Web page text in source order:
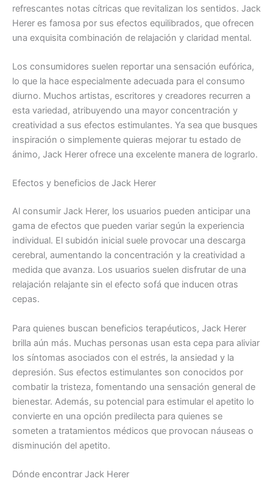
refrescantes notas cítricas que revitalizan los sentidos. Jack
Herer es famosa por sus efectos equilibrados, que ofrecen
una exquisita combinación de relajación y claridad mental.
Los consumidores suelen reportar una sensación eufórica,
lo que la hace especialmente adecuada para el consumo
diurno. Muchos artistas, escritores y creadores recurren a
esta variedad, atribuyendo una mayor concentración y
creatividad a sus efectos estimulantes. Ya sea que busques
inspiración o simplemente quieras mejorar tu estado de
ánimo, Jack Herer ofrece una excelente manera de lograrlo.
Efectos y beneficios de Jack Herer
Al consumir Jack Herer, los usuarios pueden anticipar una
gama de efectos que pueden variar según la experiencia
individual. El subidón inicial suele provocar una descarga
cerebral, aumentando la concentración y la creatividad a
medida que avanza. Los usuarios suelen disfrutar de una
relajación relajante sin el efecto sofá que inducen otras
cepas.
Para quienes buscan beneficios terapéuticos, Jack Herer
brilla aún más. Muchas personas usan esta cepa para aliviar
los síntomas asociados con el estrés, la ansiedad y la
depresión. Sus efectos estimulantes son conocidos por
combatir la tristeza, fomentando una sensación general de
bienestar. Además, su potencial para estimular el apetito lo
convierte en una opción predilecta para quienes se
someten a tratamientos médicos que provocan náuseas o
disminución del apetito.
Dónde encontrar Jack Herer